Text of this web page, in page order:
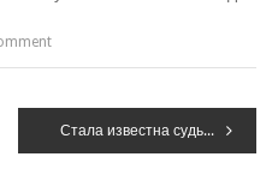
Стала известна судьба мусорного полигона «Правобережный» в Днепре